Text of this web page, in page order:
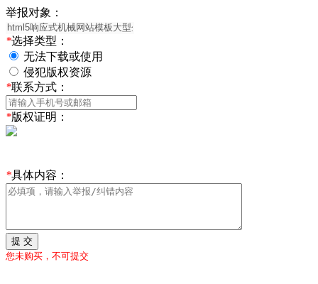
举报对象：
*选择类型：
无法下载或使用
侵犯版权资源
*联系方式：
*版权证明：
*具体内容：
提 交
您未购买，不可提交